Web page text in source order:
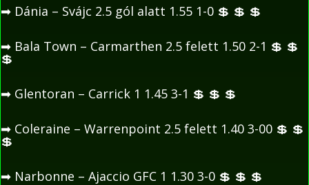
➡ Dánia – Svájc 2.5 gól alatt 1.55 1-0 💲 💲 💲
➡ Bala Town – Carmarthen 2.5 felett 1.50 2-1 💲 💲
💲
➡ Glentoran – Carrick 1 1.45 3-1 💲 💲 💲
➡ Coleraine – Warrenpoint 2.5 felett 1.40 3-00 💲 💲
💲
➡ Narbonne – Ajaccio GFC 1 1.30 3-0 💲 💲 💲